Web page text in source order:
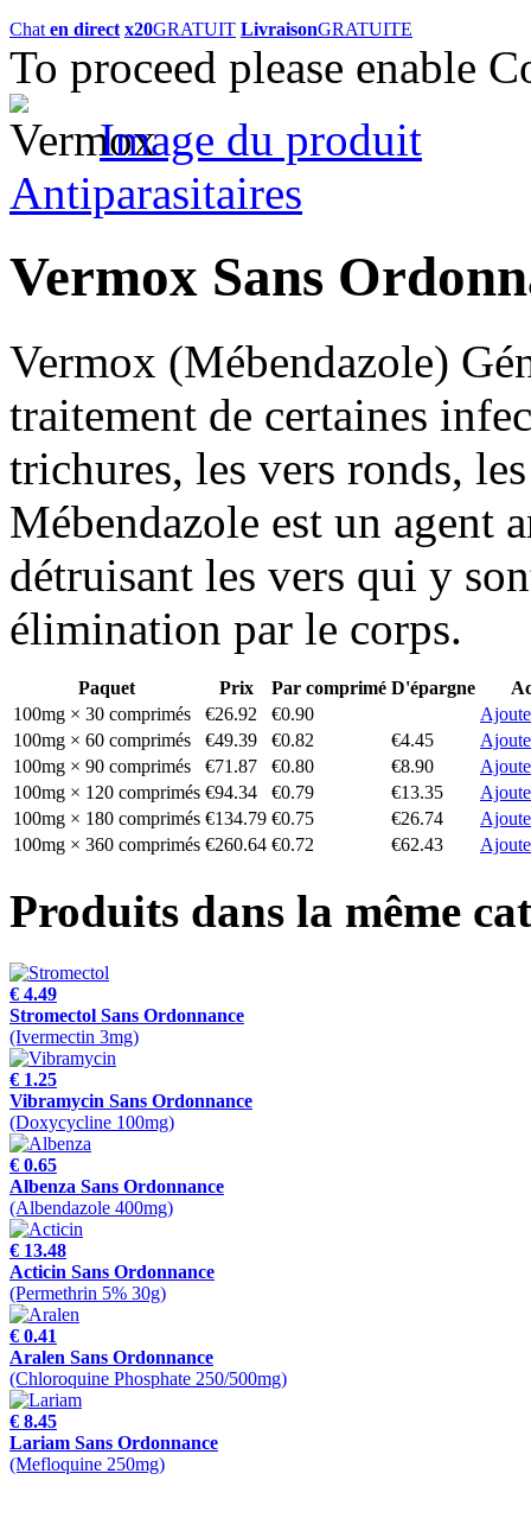
Chat en direct x20GRATUIT LivraisonGRATUITE
To proceed please enable
Image du produit
Antiparasitaires
Vermox Sans
Vermox (Mébendazole)
traitement de certaines
trichures, les vers ronds,
Mébendazole est un agent
détruisant les vers qui y
élimination par le corps.
Paquet Prix Par comprimé D'épargne
100mg × 30 comprimés
€26.92 €0.90
100mg × 60 comprimés
€49.39 €0.82 €4.45
100mg × 90 comprimés
€71.87 €0.80 €8.90
100mg × 120 comprimés €94.34 €0.79 €13.35
100mg × 180 comprimés €134.79 €0.75 €26.74
100mg × 360 comprimés €260.64 €0.72 €62.43
Produits dans la même
€ 4.49
Stromectol Sans Ordonnance
(Ivermectin 3mg)
€ 1.25
Vibramycin Sans Ordonnance
(Doxycycline 100mg)
€ 0.65
Albenza Sans Ordonnance
(Albendazole 400mg)
€ 13.48
Acticin Sans Ordonnance
(Permethrin 5% 30g)
€ 0.41
Aralen Sans Ordonnance
(Chloroquine Phosphate 250/500mg)
€ 8.45
Lariam Sans Ordonnance
(Mefloquine 250mg)